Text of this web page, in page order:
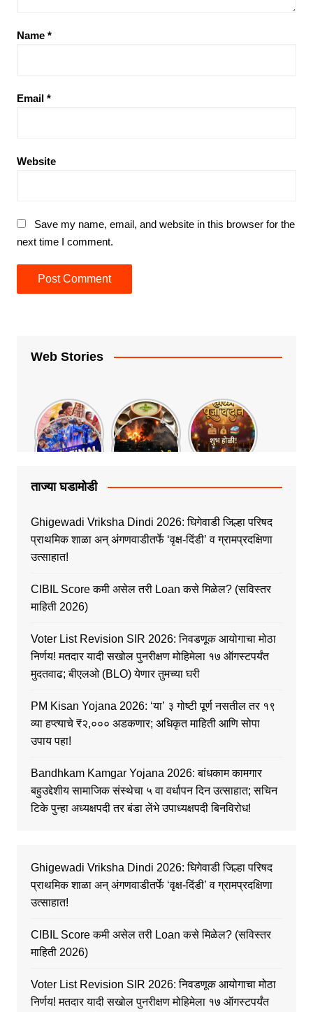
Name *
Email *
Website
Save my name, email, and website in this browser for the
next time I comment.
Web Stories
ताज्या घडामोडी
Ghigewadi Vriksha Dindi 2026: घिगेवाडी जिल्हा परिषद
प्राथमिक शाळा अन् अंगणवाडीतर्फे ‘वृक्ष-दिंडी’ व ग्रामप्रदक्षिणा
उत्साहात!
CIBIL Score कमी असेल तरी Loan कसे मिळेल? (सविस्तर
माहिती 2026)
Voter List Revision SIR 2026: निवडणूक आयोगाचा मोठा
निर्णय! मतदार यादी सखोल पुनरीक्षण मोहिमेला १७ ऑगस्टपर्यंत
मुदतवाढ; बीएलओ (BLO) येणार तुमच्या घरी
PM Kisan Yojana 2026: ‘या’ ३ गोष्टी पूर्ण नसतील तर १९
व्या हप्त्याचे ₹२,००० अडकणार; अधिकृत माहिती आणि सोपा
उपाय पहा!
Bandhkam Kamgar Yojana 2026: बांधकाम कामगार
बहुउद्देशीय सामाजिक संस्थेचा ५ वा वर्धापन दिन उत्साहात; सचिन
टिके पुन्हा अध्यक्षपदी तर बंडा लेंभे उपाध्यक्षपदी बिनविरोध!
Ghigewadi Vriksha Dindi 2026: घिगेवाडी जिल्हा परिषद
प्राथमिक शाळा अन् अंगणवाडीतर्फे ‘वृक्ष-दिंडी’ व ग्रामप्रदक्षिणा
उत्साहात!
CIBIL Score कमी असेल तरी Loan कसे मिळेल? (सविस्तर
माहिती 2026)
Voter List Revision SIR 2026: निवडणूक आयोगाचा मोठा
निर्णय! मतदार यादी सखोल पुनरीक्षण मोहिमेला १७ ऑगस्टपर्यंत